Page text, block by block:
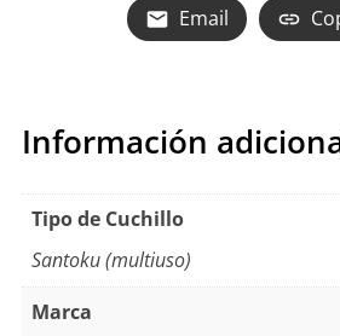
Email
Información
Tipo de Cuchillo
Santoku (multiuso)
Marca